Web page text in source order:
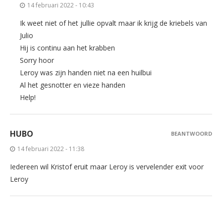
14 februari 2022 - 10:43
Ik weet niet of het jullie opvalt maar ik krijg de kriebels van
Julio
Hij is continu aan het krabben
Sorry hoor
Leroy was zijn handen niet na een huilbui
Al het gesnotter en vieze handen
Help!
HUBO
14 februari 2022 - 11:38
Iedereen wil Kristof eruit maar Leroy is vervelender exit voor
Leroy
BEANTWOORD